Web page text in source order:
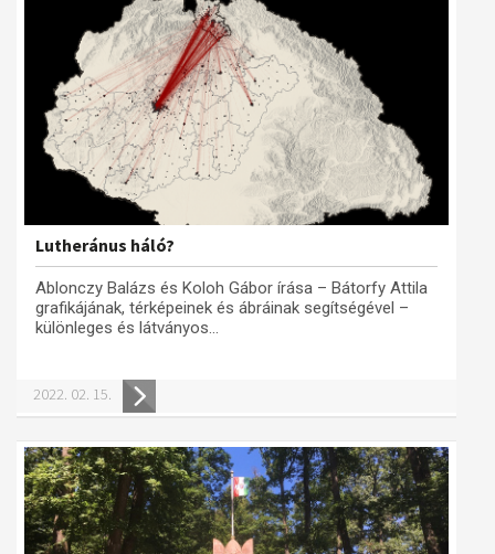
Lutheránus háló?
Ablonczy Balázs és Koloh Gábor írása – Bátorfy Attila
grafikájának, térképeinek és ábráinak segítségével –
különleges és látványos...
2022. 02. 15.